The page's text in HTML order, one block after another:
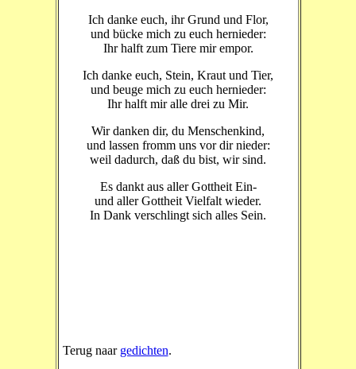
Ich danke euch, ihr Grund und Flor,
und bücke mich zu euch hernieder:
Ihr halft zum Tiere mir empor.
Ich danke euch, Stein, Kraut und Tier,
und beuge mich zu euch hernieder:
Ihr halft mir alle drei zu Mir.
Wir danken dir, du Menschenkind,
und lassen fromm uns vor dir nieder:
weil dadurch, daß du bist, wir sind.
Es dankt aus aller Gottheit Ein-
und aller Gottheit Vielfalt wieder.
In Dank verschlingt sich alles Sein.
Terug naar gedichten.